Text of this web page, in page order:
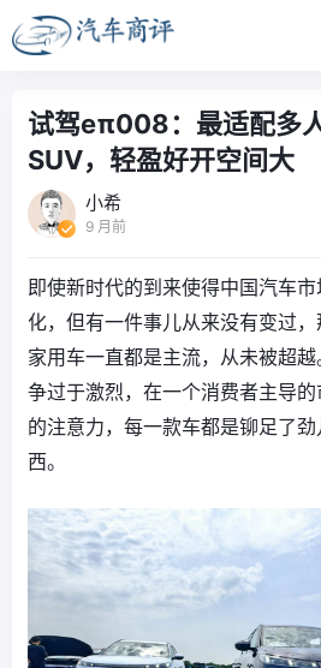
试驾eπ008：最适配多
SUV，轻盈好开空间大
小希
9 月前
即使新时代的到来使得中国汽车
化，但有一件事儿从来没有变过，
家用车一直都是主流，从未被超
争过于激烈，在一个消费者主导
的注意力，每一款车都是铆足了劲
西。